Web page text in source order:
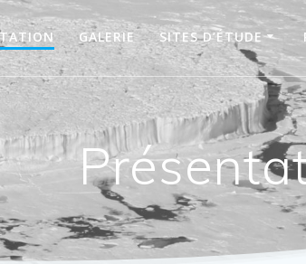
GALERIE SITES D’ÉTUDE